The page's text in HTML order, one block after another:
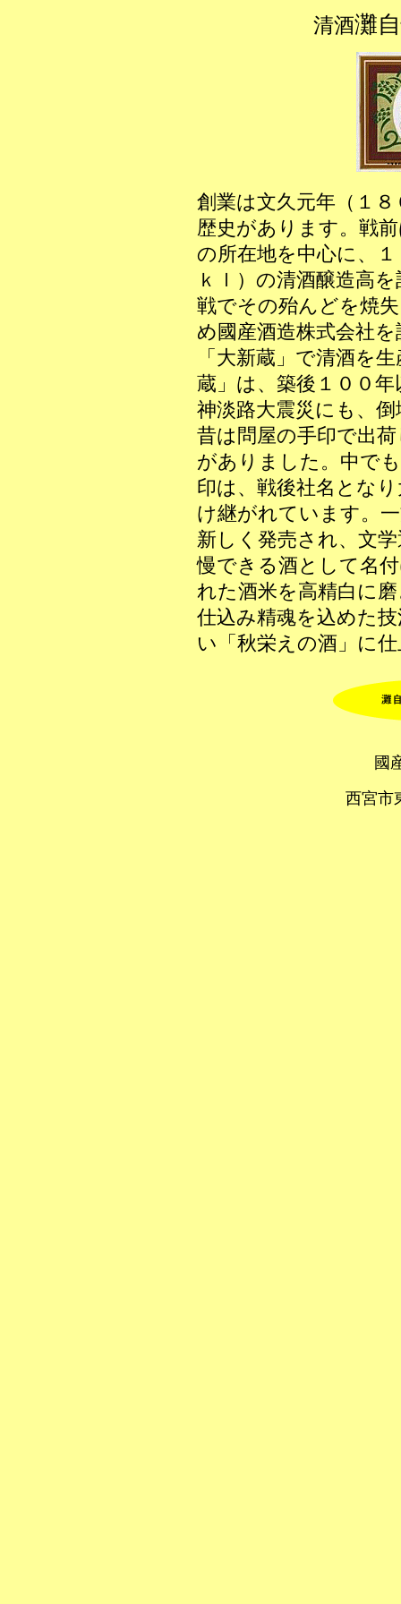
清酒灘
創業は文久元年（１
歴史があります。戦
の所在地を中心に、
ｋｌ）の清酒醸造高
戦でその殆んどを焼
め國産酒造株式会社
「大新蔵」で清酒を
蔵」は、築後１００
神淡路大震災にも、
昔は問屋の手印で出
がありました。中で
印は、戦後社名とな
け継がれています。
新しく発売され、文
慢できる酒として名
れた酒米を高精白に
仕込み精魂を込めた
い「秋栄えの酒」に
國
西宮市